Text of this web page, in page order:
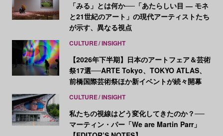
「みる」とは何か──「あたらしい目 ― モネ
と21世紀のアート」の現代アーティストたち
が示す、異なる視点
CULTURE INSIGHT
【2026年下半期】日本のアートフェア＆芸術
祭17選──ARTE Tokyo、TOKYO ATLAS、
前橋国際芸術祭ほか新イベントが続々開幕
CULTURE INSIGHT
私たちの視線はどう変化してきたのか？──
マーティン・パー「We are Martin Parr」